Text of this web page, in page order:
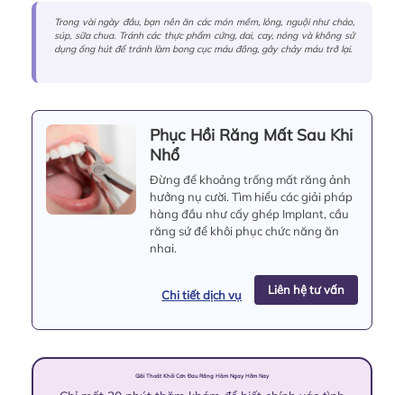
Trong vài ngày đầu, bạn nên ăn các món mềm, lỏng, nguội như cháo,
súp, sữa chua. Tránh các thực phẩm cứng, dai, cay, nóng và không sử
dụng ống hút để tránh làm bong cục máu đông, gây chảy máu trở lại.
Phục Hồi Răng Mất Sau Khi
Nhổ
Đừng để khoảng trống mất răng ảnh
hưởng nụ cười. Tìm hiểu các giải pháp
hàng đầu như cấy ghép Implant, cầu
răng sứ để khôi phục chức năng ăn
nhai.
Chi tiết dịch vụ Liên hệ tư vấn
Giải Thoát Khỏi Cơn Đau Răng Hàm Ngay Hôm Nay